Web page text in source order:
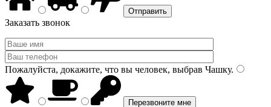
Заказать звонок
Пожалуйста, докажите, что вы человек, выбрав Чашку.